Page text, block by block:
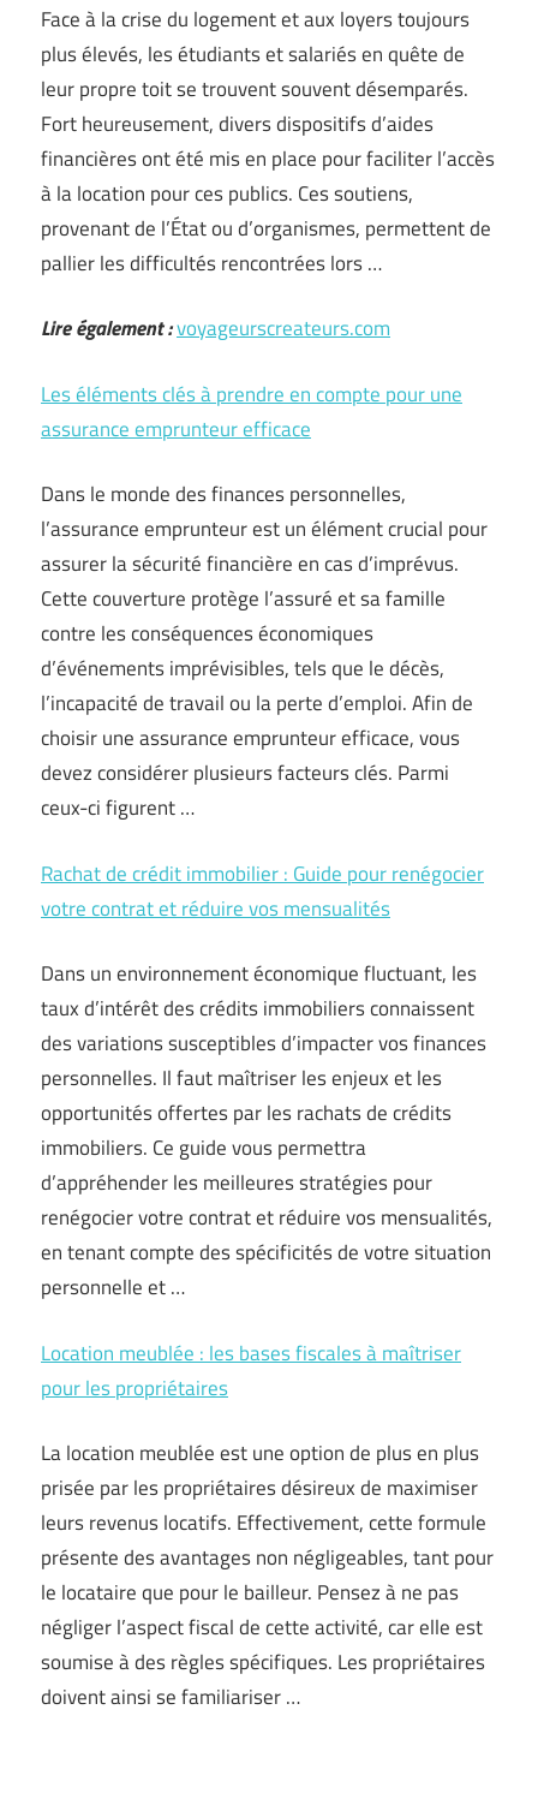
Face à la crise du logement et aux loyers toujours
plus élevés, les étudiants et salariés en quête de
leur propre toit se trouvent souvent désemparés.
Fort heureusement, divers dispositifs d’aides
financières ont été mis en place pour faciliter l’accès
à la location pour ces publics. Ces soutiens,
provenant de l’État ou d’organismes, permettent de
pallier les difficultés rencontrées lors …
Lire également :voyageurscreateurs.com
Les éléments clés à prendre en compte pour une
assurance emprunteur efficace
Dans le monde des finances personnelles,
l’assurance emprunteur est un élément crucial pour
assurer la sécurité financière en cas d’imprévus.
Cette couverture protège l’assuré et sa famille
contre les conséquences économiques
d’événements imprévisibles, tels que le décès,
l’incapacité de travail ou la perte d’emploi. Afin de
choisir une assurance emprunteur efficace, vous
devez considérer plusieurs facteurs clés. Parmi
ceux-ci figurent …
Rachat de crédit immobilier : Guide pour renégocier
votre contrat et réduire vos mensualités
Dans un environnement économique fluctuant, les
taux d’intérêt des crédits immobiliers connaissent
des variations susceptibles d’impacter vos finances
personnelles. Il faut maîtriser les enjeux et les
opportunités offertes par les rachats de crédits
immobiliers. Ce guide vous permettra
d’appréhender les meilleures stratégies pour
renégocier votre contrat et réduire vos mensualités,
en tenant compte des spécificités de votre situation
personnelle et …
Location meublée : les bases fiscales à maîtriser
pour les propriétaires
La location meublée est une option de plus en plus
prisée par les propriétaires désireux de maximiser
leurs revenus locatifs. Effectivement, cette formule
présente des avantages non négligeables, tant pour
le locataire que pour le bailleur. Pensez à ne pas
négliger l’aspect fiscal de cette activité, car elle est
soumise à des règles spécifiques. Les propriétaires
doivent ainsi se familiariser …